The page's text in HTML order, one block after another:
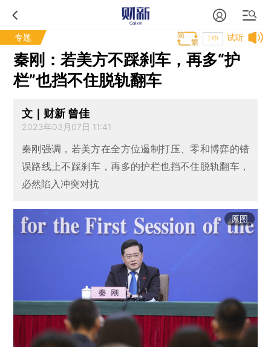
专题 试听
T中
秦刚：若美方不踩刹车，再多“护
栏”也挡不住脱轨翻车
文｜财新 曾佳
2023年03月07日 11:41
秦刚强调，若美方在全方位遏制打压、零和博弈的错
误路线上不踩刹车，再多的护栏也挡不住脱轨翻车，
必然陷入冲突对抗
原图